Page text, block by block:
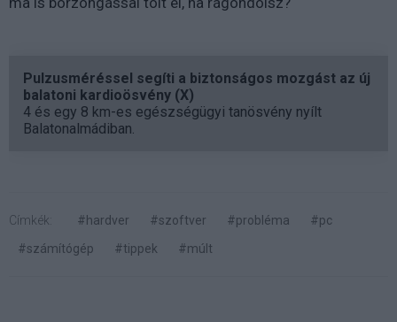
Pulzusméréssel segíti a biztonságos mozgást az új
balatoni kardioösvény (X)
4 és egy 8 km-es egészségügyi tanösvény nyílt
Balatonalmádiban.
Címkék: #hardver #szoftver #probléma
#pc
#számítógép
#tippek #múlt